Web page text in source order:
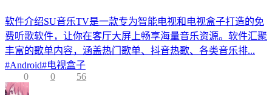
软件介绍SU音乐TV是一款专为智能电视和电视盒子打造的免
费听歌软件，让你在客厅大屏上畅享海量音乐资源。软件汇聚
丰富的歌单内容，涵盖热门歌单、抖音热歌、各类音乐排...
#Android#电视盒子
0
0 56